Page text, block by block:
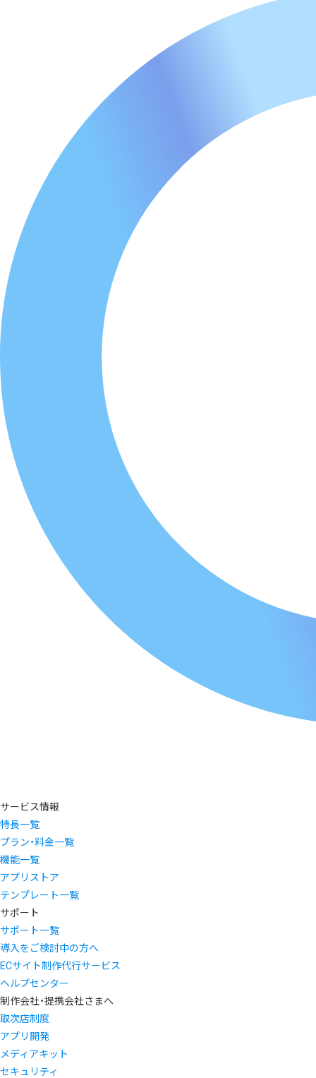
サービス情報
特長一覧
プラン・料金一覧
機能一覧
アプリストア
テンプレート一覧
サポート
サポート一覧
導入をご検討中の方へ
ECサイト制作代行サービス
ヘルプセンター
制作会社・提携会社さまへ
取次店制度
アプリ開発
メディアキット
セキュリティ